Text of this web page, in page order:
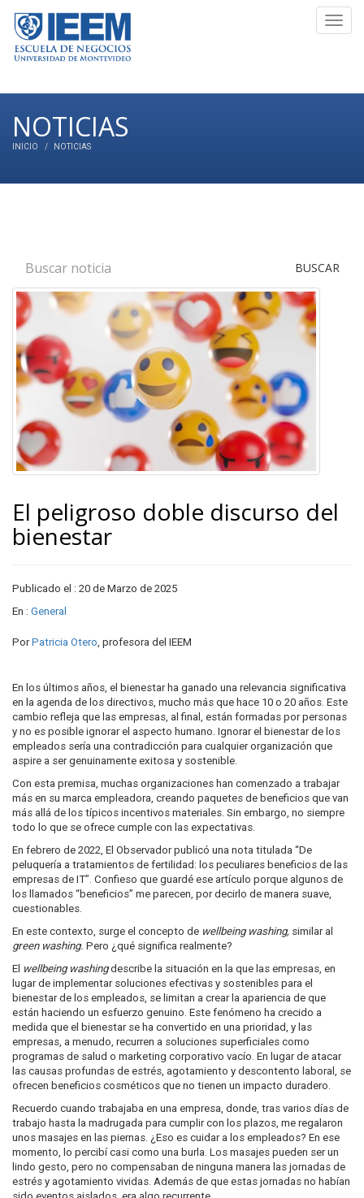
NOTICIAS
INICIO NOTICIAS
BUSCAR
El peligroso doble discurso del
bienestar
Publicado el : 20 de Marzo de 2025
En : General
PorPatricia Otero, profesora del IEEM
En los últimos años, el bienestar ha ganado una relevancia significativa
en la agenda de los directivos, mucho más que hace 10 o 20 años. Este
cambio refleja que las empresas, al final, están formadas por personas
y no es posible ignorar el aspecto humano. Ignorar el bienestar de los
empleados sería una contradicción para cualquier organización que
aspire a ser genuinamente exitosa y sostenible.
Con esta premisa, muchas organizaciones han comenzado a trabajar
más en su marca empleadora, creando paquetes de beneficios que van
más allá de los típicos incentivos materiales. Sin embargo, no siempre
todo lo que se ofrece cumple con las expectativas.
En febrero de 2022, El Observador publicó una nota titulada “De
peluquería a tratamientos de fertilidad: los peculiares beneficios de las
empresas de IT”. Confieso que guardé ese artículo porque algunos de
los llamados “beneficios” me parecen, por decirlo de manera suave,
cuestionables.
En este contexto, surge el concepto de wellbeing washing, similar al
green washing. Pero ¿qué significa realmente?
El wellbeing washingdescribe la situación en la que las empresas, en
lugar de implementar soluciones efectivas y sostenibles para el
bienestar de los empleados, se limitan a crear la apariencia de que
están haciendo un esfuerzo genuino. Este fenómeno ha crecido a
medida que el bienestar se ha convertido en una prioridad, y las
empresas, a menudo, recurren a soluciones superficiales como
programas de salud o marketing corporativo vacío. En lugar de atacar
las causas profundas de estrés, agotamiento y descontento laboral, se
ofrecen beneficios cosméticos que no tienen un impacto duradero.
Recuerdo cuando trabajaba en una empresa, donde, tras varios días de
trabajo hasta la madrugada para cumplir con los plazos, me regalaron
unos masajes en las piernas. ¿Eso es cuidar a los empleados? En ese
momento, lo percibí casi como una burla. Los masajes pueden ser un
lindo gesto, pero no compensaban de ninguna manera las jornadas de
estrés y agotamiento vividas. Además de que estas jornadas no habían